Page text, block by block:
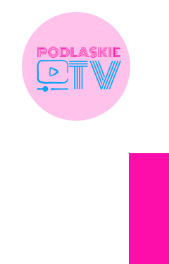
content